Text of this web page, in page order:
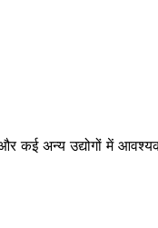
कई अन्य उद्योगों में